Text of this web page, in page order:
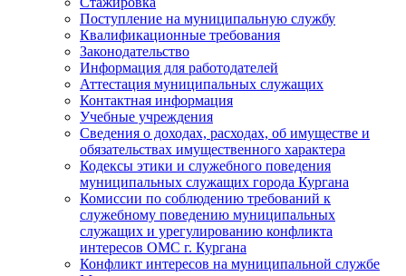
Поступление на муниципальную службу
Квалификационные требования
Законодательство
Информация для работодателей
Аттестация муниципальных служащих
Контактная информация
Учебные учреждения
Сведения о доходах, расходах, об имуществе и
обязательствах имущественного характера
Кодексы этики и служебного поведения
муниципальных служащих города Кургана
Комиссии по соблюдению требований к
служебному поведению муниципальных
служащих и урегулированию конфликта
интересов ОМС г. Кургана
Конфликт интересов на муниципальной службе